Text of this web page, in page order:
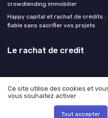
crowdlending immobilier
Happy capital et rachat de crédits
fiable sans sacrifier vos projets
Le rachat de credit
Mentions légales
© Le rachat
Ce site utilise des cookies et
vous souhaitez activer
Tout accepter